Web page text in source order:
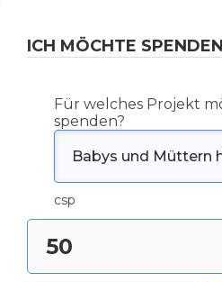
ICH MÖCHTE SPENDEN
Spendensumme:
Für welches Projekt
spenden?
csp